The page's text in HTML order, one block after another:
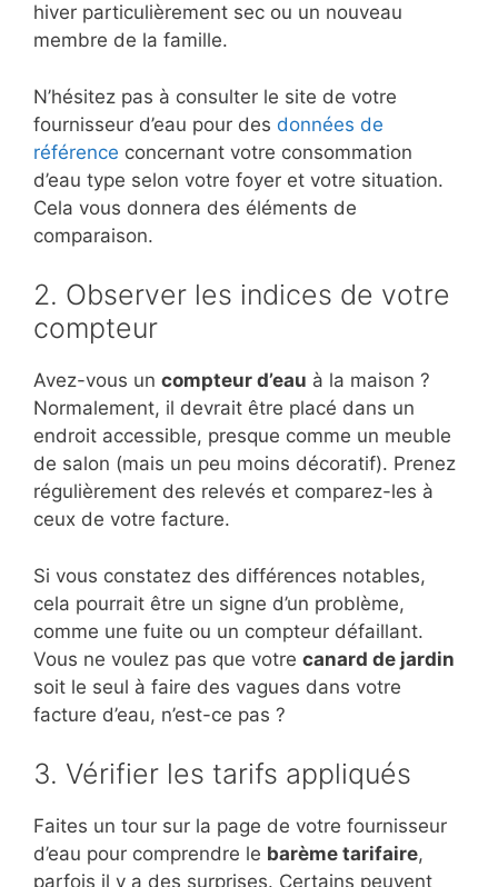
hiver particulièrement sec ou un nouveau
membre de la famille.
N’hésitez pas à consulter le site de votre
fournisseur d’eau pour des données de
référence concernant votre consommation
d’eau type selon votre foyer et votre situation.
Cela vous donnera des éléments de
comparaison.
2. Observer les indices de votre
compteur
Avez-vous un compteur d’eau à la maison ?
Normalement, il devrait être placé dans un
endroit accessible, presque comme un meuble
de salon (mais un peu moins décoratif). Prenez
régulièrement des relevés et comparez-les à
ceux de votre facture.
Si vous constatez des différences notables,
cela pourrait être un signe d’un problème,
comme une fuite ou un compteur défaillant.
Vous ne voulez pas que votre canard de jardin
soit le seul à faire des vagues dans votre
facture d’eau, n’est-ce pas ?
3. Vérifier les tarifs appliqués
Faites un tour sur la page de votre fournisseur
d’eau pour comprendre le barème tarifaire,
parfois il y a des surprises. Certains peuvent